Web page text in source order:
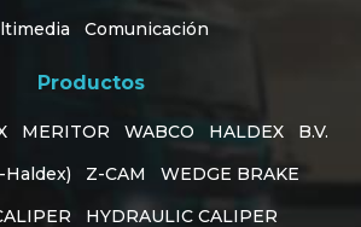
Comunicación
Productos
MERITOR WABCO HALDEX
B.V.
Haldex)
Z-CAM
WEDGE BRAKE
HYDRAULIC CALIPER